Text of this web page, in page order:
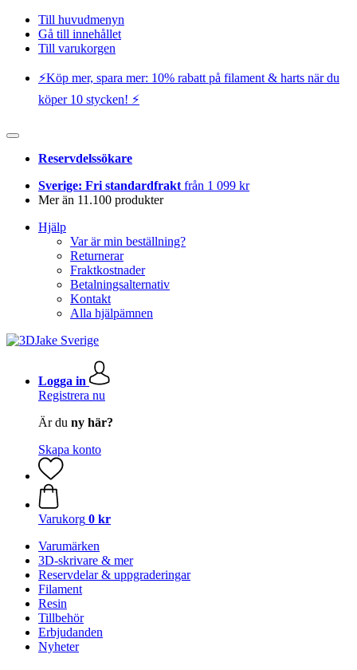
Till huvudmenyn
Gå till innehållet
Till varukorgen
⚡️Köp mer, spara mer: 10% rabatt på filament & harts när du
köper 10 stycken! ⚡️
Reservdelssökare
Sverige: Fri standardfrakt från 1 099 kr
Mer än 11.100 produkter
Hjälp
Var är min beställning?
Returnerar
Fraktkostnader
Betalningsalternativ
Kontakt
Alla hjälpämnen
Logga in
Registrera nu
Är du ny här?
Skapa konto
Varukorg 0 kr
Varumärken
3D-skrivare & mer
Reservdelar & uppgraderingar
Filament
Resin
Tillbehör
Erbjudanden
Nyheter